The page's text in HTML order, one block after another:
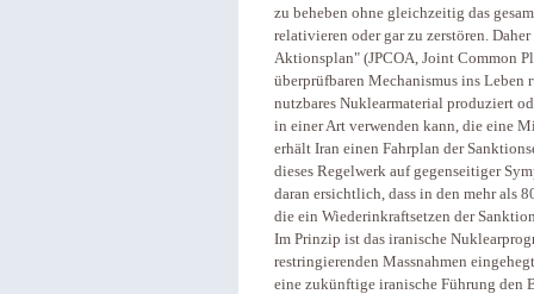
zu beheben ohne gleichzeitig das
relativieren oder gar zu zerstören.
Aktionsplan" (JPCOA, Joint Common
überprüfbaren Mechanismus ins
nutzbares Nuklearmaterial produziert
in einer Art verwenden kann, die eine
erhält Iran einen Fahrplan der
dieses Regelwerk auf gegenseitiger
daran ersichtlich, dass in den mehr als
die ein Wiederinkraftsetzen der
Im Prinzip ist das iranische
restringierenden Massnahmen
eine zukünftige iranische Führung den